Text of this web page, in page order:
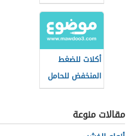
أكلات للضغط
المنخفض للحامل
مقالات منوعة